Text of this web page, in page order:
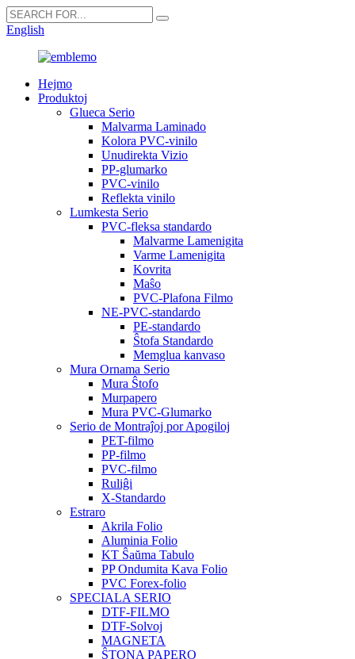
English
Hejmo
Produktoj
Glueca Serio
Malvarma Laminado
Kolora PVC-vinilo
Unudirekta Vizio
PP-glumarko
PVC-vinilo
Reflekta vinilo
Lumkesta Serio
PVC-fleksa standardo
Malvarme Lamenigita
Varme Lamenigita
Kovrita
Maŝo
PVC-Plafona Filmo
NE-PVC-standardo
PE-standardo
Ŝtofa Standardo
Memglua kanvaso
Mura Ornama Serio
Mura Ŝtofo
Murpapero
Mura PVC-Glumarko
Serio de Montraĵoj por Apogiloj
PET-filmo
PP-filmo
PVC-filmo
Ruliĝi
X-Standardo
Estraro
Akrila Folio
Aluminia Folio
KT Ŝaŭma Tabulo
PP Ondumita Kava Folio
PVC Forex-folio
SPECIALA SERIO
DTF-FILMO
DTF-Solvoj
MAGNETA
ŜTONA PAPERO